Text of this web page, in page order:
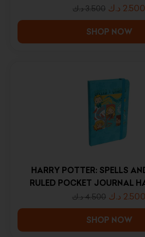
3.500 د.ك 2.500 د.ك
SHOP NOW
HARRY POTTER: SPELLS
RULED POCKET JOURNAL
4.500 د.ك 2.500 د.ك
SHOP NOW